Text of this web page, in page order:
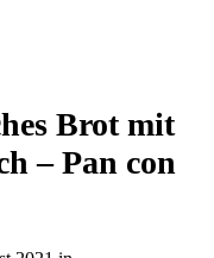
Brot mit
– Pan con